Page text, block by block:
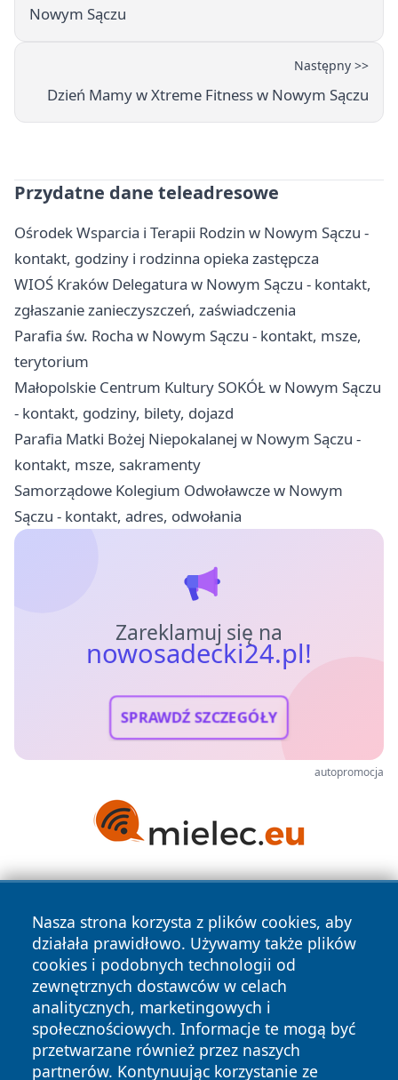
Nowym Sączu
Następny >>
Dzień Mamy w Xtreme Fitness w Nowym Sączu
Przydatne dane teleadresowe
Ośrodek Wsparcia i Terapii Rodzin w Nowym Sączu -
kontakt, godziny i rodzinna opieka zastępcza
WIOŚ Kraków Delegatura w Nowym Sączu - kontakt,
zgłaszanie zanieczyszczeń, zaświadczenia
Parafia św. Rocha w Nowym Sączu - kontakt, msze,
terytorium
Małopolskie Centrum Kultury SOKÓŁ w Nowym Sączu
- kontakt, godziny, bilety, dojazd
Parafia Matki Bożej Niepokalanej w Nowym Sączu -
kontakt, msze, sakramenty
Samorządowe Kolegium Odwoławcze w Nowym
Sączu - kontakt, adres, odwołania
Zareklamuj się na
nowosadecki24.pl!
SPRAWDŹ SZCZEGÓŁY
autopromocja
Nasza strona korzysta z plików cookies, aby
działała prawidłowo. Używamy także plików
cookies i podobnych technologii od
zewnętrznych dostawców w celach
analitycznych, marketingowych i
społecznościowych. Informacje te mogą być
przetwarzane również przez naszych
partnerów. Kontynuując korzystanie ze
Copyright © 2026 nowosadecki24.pl Wszystkie prawa
zastrzeżone.
Polityka Polityka